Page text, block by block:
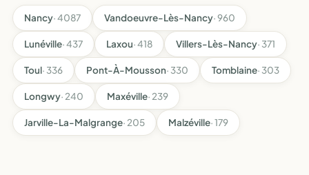
Nancy· 4087 Vandoeuvre-Lès-Nancy· 960
Lunéville· 437 Laxou· 418 Villers-Lès-Nancy· 371
Toul· 336 Pont-À-Mousson· 330 Tomblaine· 303
Longwy· 240 Maxéville· 239
Jarville-La-Malgrange· 205 Malzéville· 179